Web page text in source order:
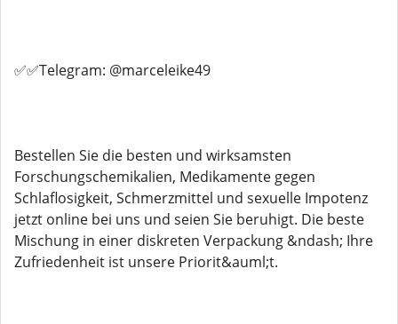
✅✅Telegram: @marceleike49
Bestellen Sie die besten und wirksamsten
Forschungschemikalien, Medikamente gegen
Schlaflosigkeit, Schmerzmittel und sexuelle Impotenz
jetzt online bei uns und seien Sie beruhigt. Die beste
Mischung in einer diskreten Verpackung &ndash; Ihre
Zufriedenheit ist unsere Priorit&auml;t.